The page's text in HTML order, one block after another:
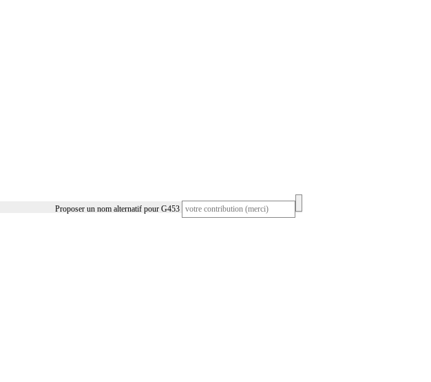
Proposer un nom alternatif pour G453